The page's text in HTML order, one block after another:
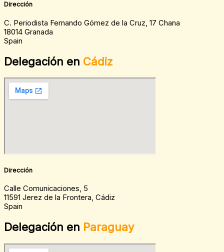
Dirección
C. Periodista Fernando Gómez de la Cruz, 17 Chana
18014 Granada
Spain
Delegación en Cádiz
Dirección
Calle Comunicaciones, 5
11591 Jerez de la Frontera, Cádiz
Spain
Delegación en Paraguay